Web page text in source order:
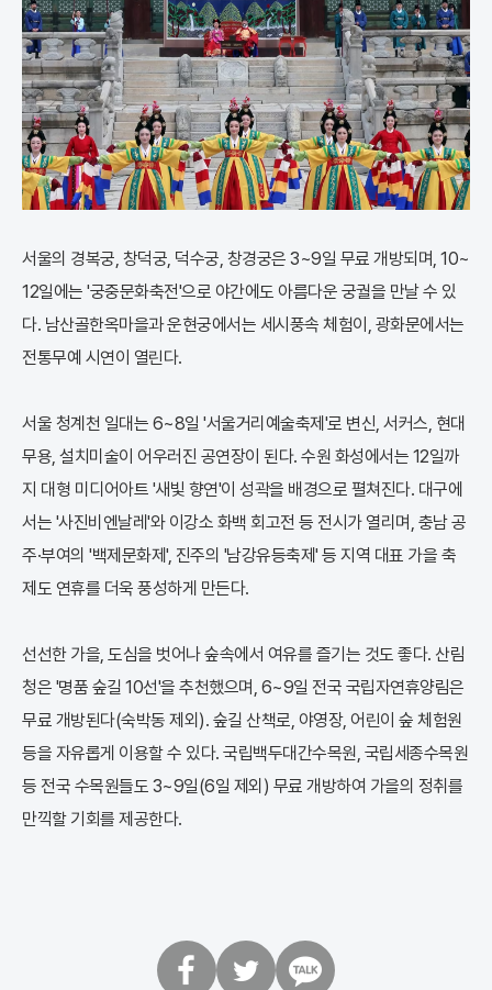
서울의 경복궁, 창덕궁, 덕수궁, 창경궁은 3~9일 무료 개방되며, 10~
12일에는 '궁중문화축전'으로 야간에도 아름다운 궁궐을 만날 수 있
다. 남산골한옥마을과 운현궁에서는 세시풍속 체험이, 광화문에서는
전통무예 시연이 열린다.
서울 청계천 일대는 6~8일 '서울거리예술축제'로 변신, 서커스, 현대
무용, 설치미술이 어우러진 공연장이 된다. 수원 화성에서는 12일까
지 대형 미디어아트 '새빛 향연'이 성곽을 배경으로 펼쳐진다. 대구에
서는 '사진비엔날레'와 이강소 화백 회고전 등 전시가 열리며, 충남 공
주·부여의 '백제문화제', 진주의 '남강유등축제' 등 지역 대표 가을 축
제도 연휴를 더욱 풍성하게 만든다.
선선한 가을, 도심을 벗어나 숲속에서 여유를 즐기는 것도 좋다. 산림
청은 '명품 숲길 10선'을 추천했으며, 6~9일 전국 국립자연휴양림은
무료 개방된다(숙박동 제외). 숲길 산책로, 야영장, 어린이 숲 체험원
등을 자유롭게 이용할 수 있다. 국립백두대간수목원, 국립세종수목원
등 전국 수목원들도 3~9일(6일 제외) 무료 개방하여 가을의 정취를
만끽할 기회를 제공한다.